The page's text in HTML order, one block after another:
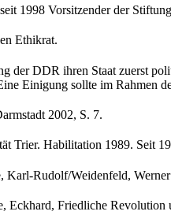
1998 Vorsitzender der
Ethikrat.
der DDR ihren Staat zuerst
Einigung sollte im Rahmen
2002, S. 7.
Trier. Habilitation 1989. Seit
Karl-Rudolf/Weidenfeld,
Eckhard, Friedliche